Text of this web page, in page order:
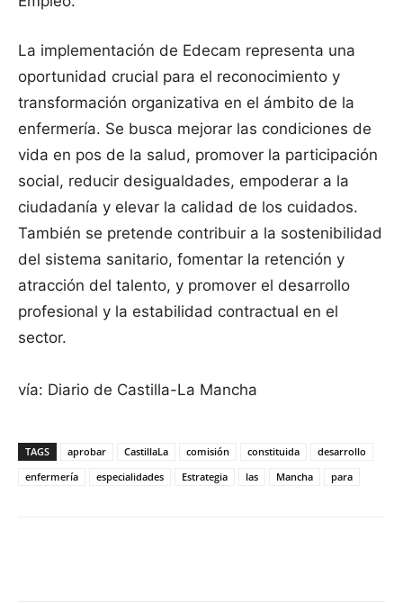
La implementación de Edecam representa una
oportunidad crucial para el reconocimiento y
transformación organizativa en el ámbito de la
enfermería. Se busca mejorar las condiciones de
vida en pos de la salud, promover la participación
social, reducir desigualdades, empoderar a la
ciudadanía y elevar la calidad de los cuidados.
También se pretende contribuir a la sostenibilidad
del sistema sanitario, fomentar la retención y
atracción del talento, y promover el desarrollo
profesional y la estabilidad contractual en el
sector.
vía: Diario de Castilla-La Mancha
TAGS aprobar CastillaLa comisión constituida
desarrollo
enfermería
especialidades Estrategia las Mancha para